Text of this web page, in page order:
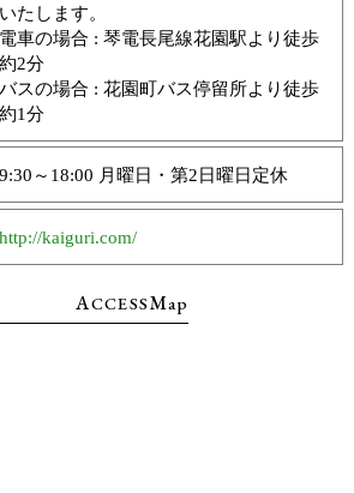
いたします。
電車の場合 : 琴電長尾線花園駅より徒歩
約2分
バスの場合 : 花園町バス停留所より徒歩
約1分
9:30～18:00 月曜日・第2日曜日定休
http://kaiguri.com/
ACCESSMap